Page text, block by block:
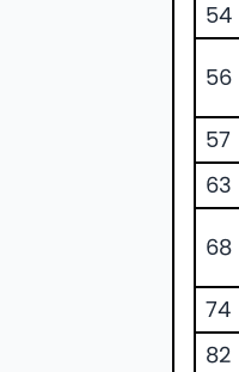
54
56
57
63
68
74
82